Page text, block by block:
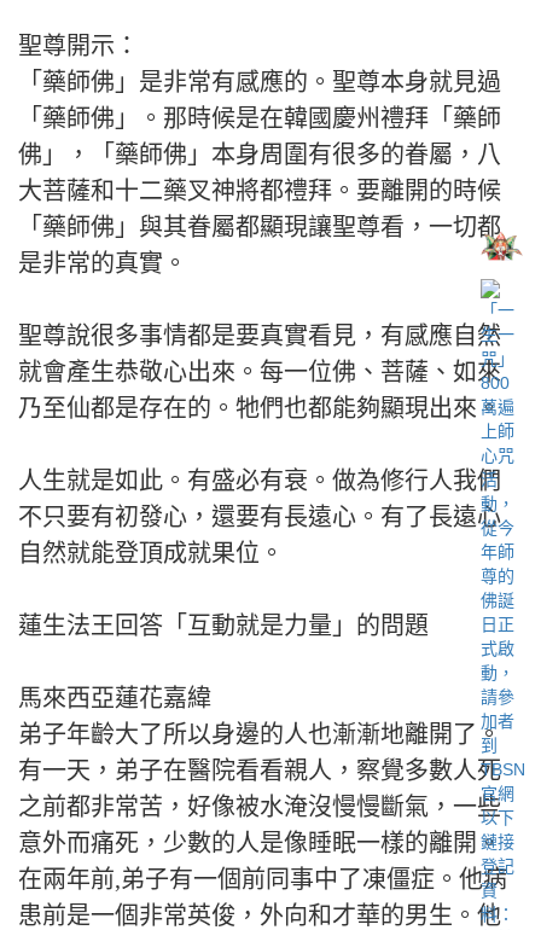
聖尊開示：
「藥師佛」是非常有感應的。聖尊本身就見過
「藥師佛」。那時候是在韓國慶州禮拜「藥師
佛」，「藥師佛」本身周圍有很多的眷屬，八
大菩薩和十二藥叉神將都禮拜。要離開的時候
「藥師佛」與其眷屬都顯現讓聖尊看，一切都
是非常的真實。
聖尊說很多事情都是要真實看見，有感應自然
就會產生恭敬心出來。每一位佛、菩薩、如來
乃至仙都是存在的。牠們也都能夠顯現出來。
人生就是如此。有盛必有衰。做為修行人我們
不只要有初發心，還要有長遠心。有了長遠心
自然就能登頂成就果位。
蓮生法王回答「互動就是力量」的問題
馬來西亞蓮花嘉緯
弟子年齡大了所以身邊的人也漸漸地離開了。
有一天，弟子在醫院看看親人，察覺多數人死
之前都非常苦，好像被水淹沒慢慢斷氣，一些
意外而痛死，少數的人是像睡眠一樣的離開。
在兩年前,弟子有一個前同事中了凍僵症。他病
患前是一個非常英俊，外向和才華的男生。他